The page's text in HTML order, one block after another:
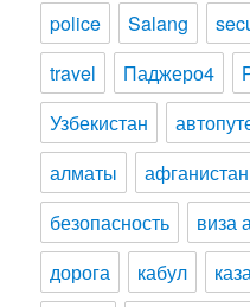
police
Salang
travel
Паджеро4
Узбекистан
алматы
безопасность
виза
дорога
кабул